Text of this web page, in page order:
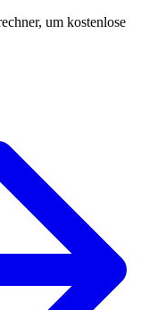
um kostenlose